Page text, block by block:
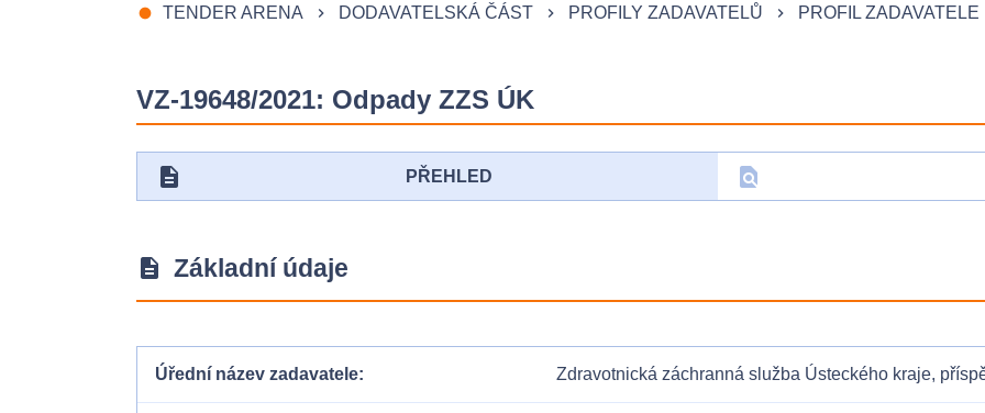
fiber_manual_record TENDER ARENA keyboard_arrow_right DODAVATELSKÁ ČÁST keyboard_arrow_right PROFILY ZADAVATELŮ keyboard_arrow_right PROFIL ZADAVATELE
VZ-19648/2021: Odpady ZZS ÚK
description PŘEHLED find_in_page
description Základní údaje
Úřední název zadavatele Zdravotnická záchranná služba Ústeckého kraje,